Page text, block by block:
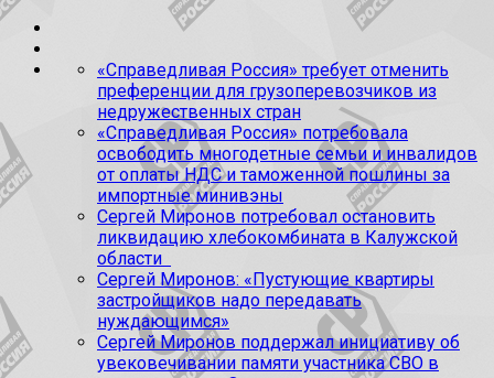
«Справедливая Россия» требует отменить
преференции для грузоперевозчиков из
недружественных стран
«Справедливая Россия» потребовала
освободить многодетные семьи и инвалидов
от оплаты НДС и таможенной пошлины за
импортные минивэны
Сергей Миронов потребовал остановить
ликвидацию хлебокомбината в Калужской
области
Сергей Миронов: «Пустующие квартиры
застройщиков надо передавать
нуждающимся»
Сергей Миронов поддержал инициативу об
увековечивании памяти участника СВО в